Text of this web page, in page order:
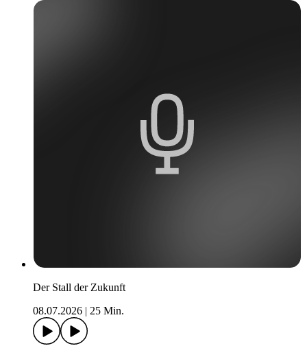
Der Stall der Zukunft
08.07.2026 | 25 Min.